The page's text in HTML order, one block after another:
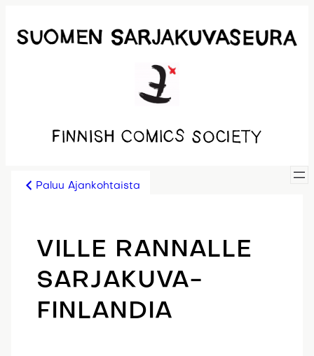
sisältöön
Paluu Ajankohtaista
VILLE RANNALLE
SARJAKUVA-
FINLANDIA